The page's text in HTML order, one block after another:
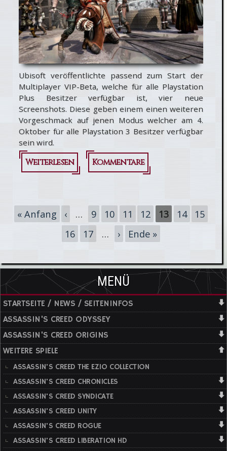
Ubisoft veröffentlichte passend zum Start der
Multiplayer VIP-Beta, welche für alle Playstation
Plus Besitzer verfügbar ist, vier neue
Screenshots. Diese geben einem einen weiteren
Vorgeschmack auf jenen Modus welcher am 4.
Oktober für alle Playstation 3 Besitzer verfügbar
sein wird.
Weiterlesen
über Assassin's
Vier neue
Screenshots
Kommentare
Seiten
« Anfang ‹ … 9 10 11 12 13 14
15
16
17 … › Ende »
MENÜ
STARTSEITE / NEWS / SEITENINFOS
ASSASSIN'S CREED ODYSSEY
ASSASSIN'S CREED ORIGINS
WEITERE SPIELE
ASSASSIN'S CREED THE EZIO COLLECTION
ASSASSIN'S CREED CHRONICLES
ASSASSIN'S CREED SYNDICATE
ASSASSIN'S CREED UNITY
ASSASSIN'S CREED ROGUE
ASSASSIN'S CREED LIBERATION HD